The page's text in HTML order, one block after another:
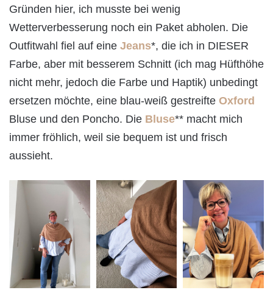
Gründen hier, ich musste bei wenig
Wetterverbesserung noch ein Paket abholen. Die
Outfitwahl fiel auf eine Jeans*, die ich in DIESER
Farbe, aber mit besserem Schnitt (ich mag Hüfthöhe
nicht mehr, jedoch die Farbe und Haptik) unbedingt
ersetzen möchte, eine blau-weiß gestreifte Oxford
Bluse und den Poncho. Die Bluse** macht mich
immer fröhlich, weil sie bequem ist und frisch
aussieht.